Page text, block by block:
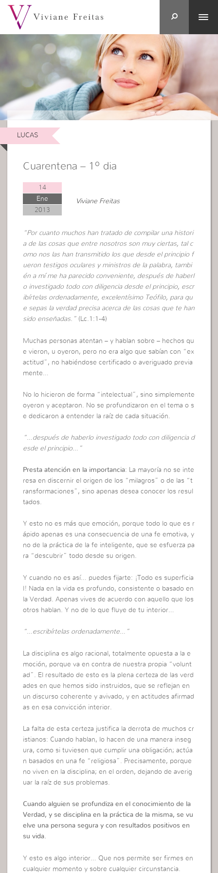
LUCAS
Cuarentena – 1º dia
14
Ene
2013
Viviane Freitas
“Por cuanto muchos han tratado de compilar una histori
a de las cosas que entre nosotros son muy ciertas, tal c
omo nos las han transmitido los que desde el principio f
ueron testigos oculares y ministros de la palabra, tambi
én a mí me ha parecido conveniente, después de haberl
o investigado todo con diligencia desde el principio, escr
ibírtelas ordenadamente, excelentísimo Teófilo, para qu
e sepas la verdad precisa acerca de las cosas que te han
sido enseñadas.” (Lc.1:1-4)
Muchas personas atentan – y hablan sobre – hechos qu
e vieron, u oyeron, pero no era algo que sabían con “ex
actitud”, no habiéndose certificado o averiguado previa
mente…
No lo hicieron de forma “intelectual”, sino simplemente
oyeron y aceptaron. No se profundizaron en el tema o s
e dedicaron a entender la raíz de cada situación.
“…después de haberlo investigado todo con diligencia d
esde el principio…”
Presta atención en la importancia: La mayoría no se inte
resa en discernir el origen de los “milagros” o de las “t
ransformaciones”, sino apenas desea conocer los resul
tados.
Y esto no es más que emoción, porque todo lo que es r
ápido apenas es una consecuencia de una fe emotiva, y
no de la práctica de la fe inteligente, que se esfuerza pa
ra “descubrir” todo desde su origen.
Y cuando no es así… puedes fijarte: ¡Todo es superficia
l! Nada en la vida es profundo, consistente o basado en
la Verdad. Apenas vives de acuerdo con aquello que los
otros hablan. Y no de lo que fluye de tu interior…
“…escribírtelas ordenadamente…”
La disciplina es algo racional, totalmente opuesta a la e
moción, porque va en contra de nuestra propia “volunt
ad”. El resultado de esto es la plena certeza de las verd
ades en que hemos sido instruidos, que se reflejan en
un discurso coherente y avivado, y en actitudes afirmad
as en esa convicción interior.
La falta de esta certeza justifica la derrota de muchos cr
istianos: Cuando hablan, lo hacen de una manera inseg
ura, como si tuviesen que cumplir una obligación; actúa
n basados en una fe “religiosa”. Precisamente, porque
no viven en la disciplina; en el orden, dejando de averig
uar la raíz de sus problemas.
Cuando alguien se profundiza en el conocimiento de la
Verdad, y se disciplina en la práctica de la misma, se vu
elve una persona segura y con resultados positivos en
su vida.
Y esto es algo interior… Que nos permite ser firmes en
cualquier momento y sobre cualquier circunstancia.